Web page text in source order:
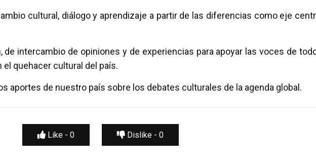
cultural, diálogo y aprendizaje a partir de las diferencias como eje
de intercambio de opiniones y de experiencias para apoyar las voces de
quehacer cultural del país.
aportes de nuestro país sobre los debates culturales de la agenda global.
Like - 0 Dislike - 0